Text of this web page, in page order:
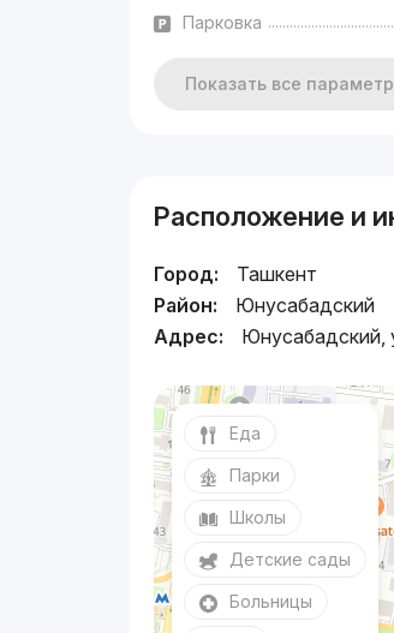
Парковка
Показать все
Расположение и
Город:
Ташкент
Район:
Юнусабадский
Адрес:
Юнусабадский,
Еда
Парки
Школы
Детские сады
Больницы